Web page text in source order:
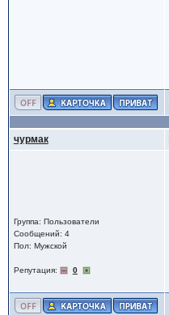
чурмак
Группа: Пользователи
Сообщений: 4
Пол: Мужской
Репутация: 0